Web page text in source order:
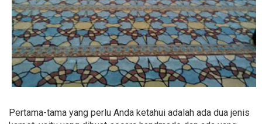
Pertama-tama yang perlu Anda ketahui adalah ada dua jenis